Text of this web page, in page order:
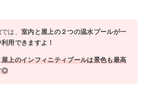
では、室内と屋上の２つの温水プールが一
用できますよ！
屋上のインフィニティプールは景色も最高
◎